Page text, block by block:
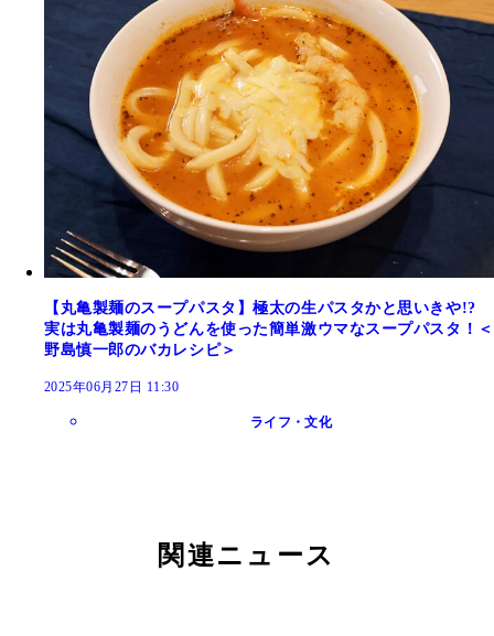
【丸亀製麺のスープパスタ】極太の生パスタかと思いきや!?
実は丸亀製麺のうどんを使った簡単激ウマなスープパスタ！＜
野島慎一郎のバカレシピ＞
2025年06月27日 11:30
ライフ・文化
関連ニュース